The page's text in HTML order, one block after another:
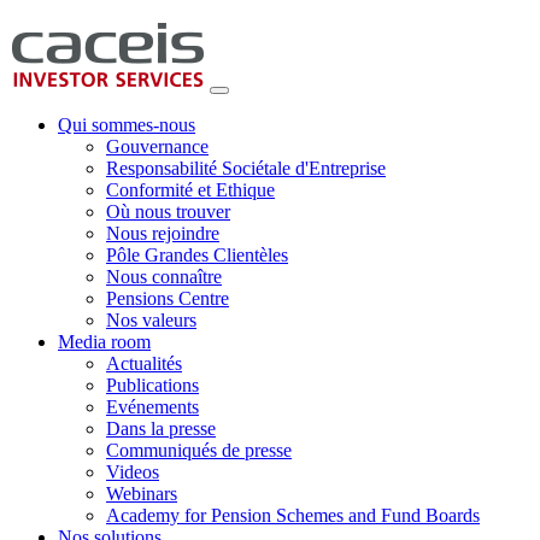
Qui sommes-nous
Gouvernance
Responsabilité Sociétale d'Entreprise
Conformité et Ethique
Où nous trouver
Nous rejoindre
Pôle Grandes Clientèles
Nous connaître
Pensions Centre
Nos valeurs
Media room
Actualités
Publications
Evénements
Dans la presse
Communiqués de presse
Videos
Webinars
Academy for Pension Schemes and Fund Boards